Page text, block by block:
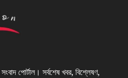
পোর্টাল। সর্বশেষ খবর, বিশ্লেষণ,